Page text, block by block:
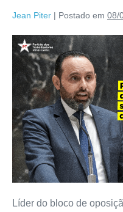
Jean Piter | Postado em 08/
Líder do bloco de